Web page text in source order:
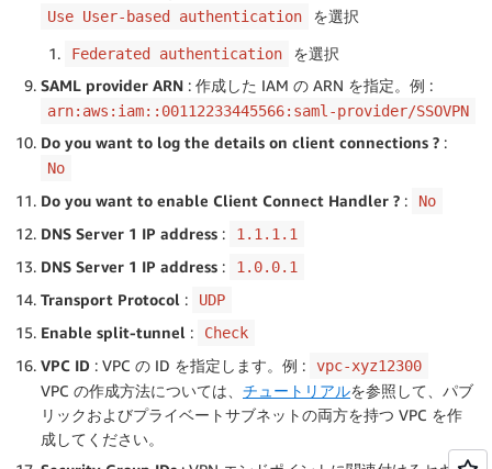
Use User-based authentication を選択
Federated authentication
を選択
SAML provider ARN : 作成した IAM の ARN を指定。例 :
arn:aws:iam::00112233445566:saml-provider/SSOVPN
Do you want to log the details on client connections ? :
No
Do you want to enable Client Connect Handler ? : No
DNS Server 1 IP address : 1.1.1.1
DNS Server 1 IP address : 1.0.0.1
Transport Protocol : UDP
Enable split-tunnel : Check
VPC ID : VPC の ID を指定します。例 : vpc-xyz12300
VPC の作成方法については、 チュートリアルを参照して、パブ
リックおよびプライベートサブネットの両方を持つ VPC を作
成してください。